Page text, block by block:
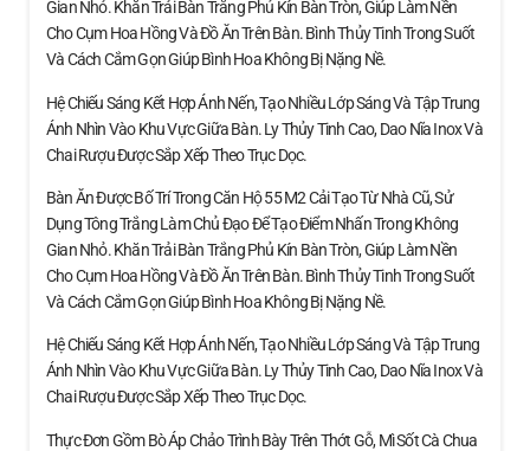
Gian Nhỏ. Khăn Trải Bàn Trắng Phủ Kín Bàn Tròn, Giúp Làm Nền
Cho Cụm Hoa Hồng Và Đồ Ăn Trên Bàn. Bình Thủy Tinh Trong Suốt
Và Cách Cắm Gọn Giúp Bình Hoa Không Bị Nặng Nề.
Hệ Chiếu Sáng Kết Hợp Ánh Nến, Tạo Nhiều Lớp Sáng Và Tập Trung
Ánh Nhìn Vào Khu Vực Giữa Bàn. Ly Thủy Tinh Cao, Dao Nĩa Inox Và
Chai Rượu Được Sắp Xếp Theo Trục Dọc.
Bàn Ăn Được Bố Trí Trong Căn Hộ 55 M2 Cải Tạo Từ Nhà Cũ, Sử
Dụng Tông Trắng Làm Chủ Đạo Để Tạo Điểm Nhấn Trong Không
Gian Nhỏ. Khăn Trải Bàn Trắng Phủ Kín Bàn Tròn, Giúp Làm Nền
Cho Cụm Hoa Hồng Và Đồ Ăn Trên Bàn. Bình Thủy Tinh Trong Suốt
Và Cách Cắm Gọn Giúp Bình Hoa Không Bị Nặng Nề.
Hệ Chiếu Sáng Kết Hợp Ánh Nến, Tạo Nhiều Lớp Sáng Và Tập Trung
Ánh Nhìn Vào Khu Vực Giữa Bàn. Ly Thủy Tinh Cao, Dao Nĩa Inox Và
Chai Rượu Được Sắp Xếp Theo Trục Dọc.
Thực Đơn Gồm Bò Áp Chảo Trình Bày Trên Thớt Gỗ, Mì Sốt Cà Chua